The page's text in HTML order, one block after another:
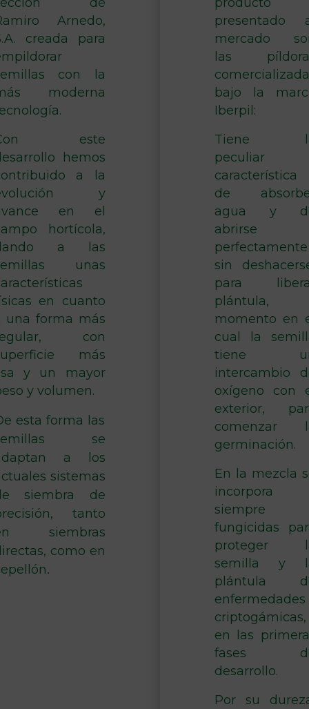
Arnedo,
creada para
con la
moderna
este
hemos
a la
y
en el
hortícola,
a las
unas
en cuanto
una forma más
con
más
y un mayor
y volumen.
esta forma las
se
a los
sistemas
siembra de
tanto
siembras
como en
.
presentado
mercado
las
bajo la
Iberpil:
Tiene
peculiar
característica
de
agua y
abrirse
perfectamente
sin
para
plántula,
momento en
cual la
tiene
intercambio
oxígeno con
exterior,
comenzar
germinación.
En la mezcla
incorpora
siempre
fungicidas
proteger
semilla y
plántula
enfermedades
criptogámicas,
en las
fases
desarrollo.
Por su